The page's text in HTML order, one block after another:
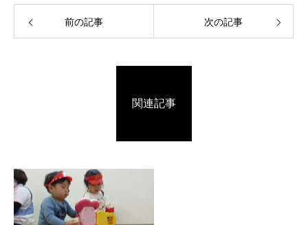
前の記事 次の記事
関連記事